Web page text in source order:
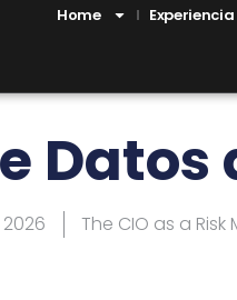
Home Experiencia
Datos
The CIO as a